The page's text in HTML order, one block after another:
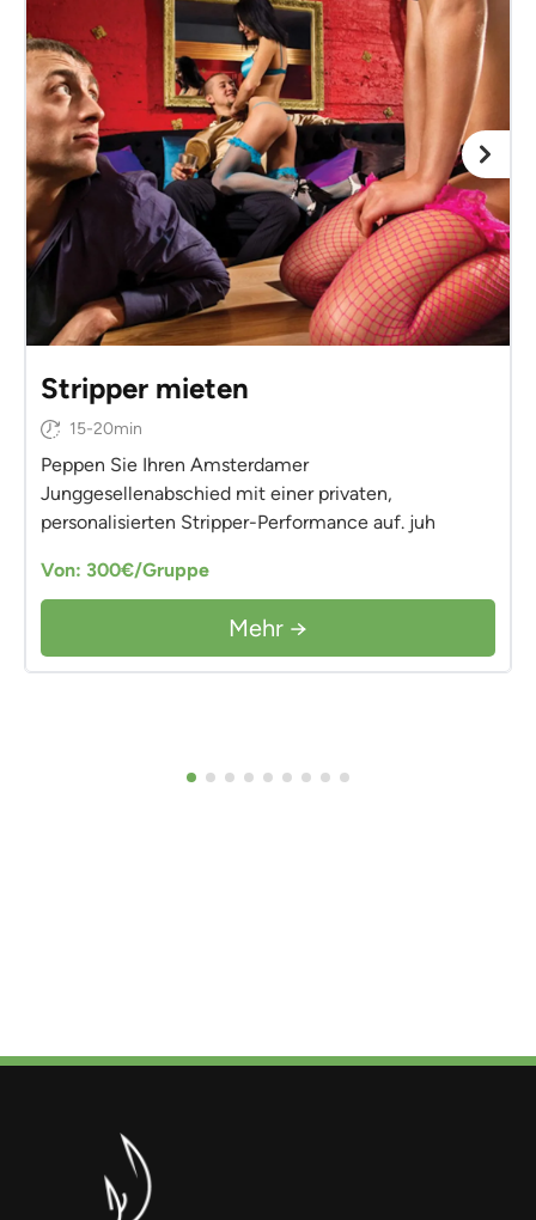
Stripper mieten
15-20min
Peppen Sie Ihren Amsterdamer
Junggesellenabschied mit einer privaten,
personalisierten Stripper-Performance auf. juh
Von: 300€/Gruppe
Mehr →